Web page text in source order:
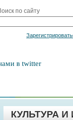
по сайту
в twitter
КУЛЬТУРА